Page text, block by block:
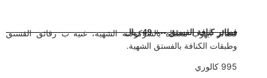
فطائر كنافة الفستق ---- 49 ريال
فطائر آيهوب مغطاة بالشوكولاتة الشهية، غنية ب رقائق الفستق
وطبقات الكنافة بالفستق الشهية.